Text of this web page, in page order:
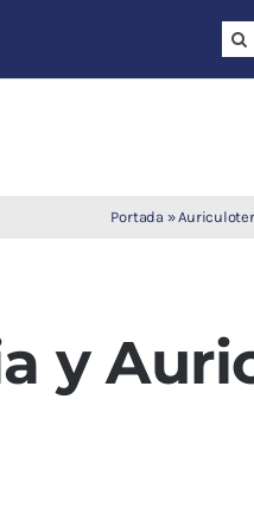
Portada »
y